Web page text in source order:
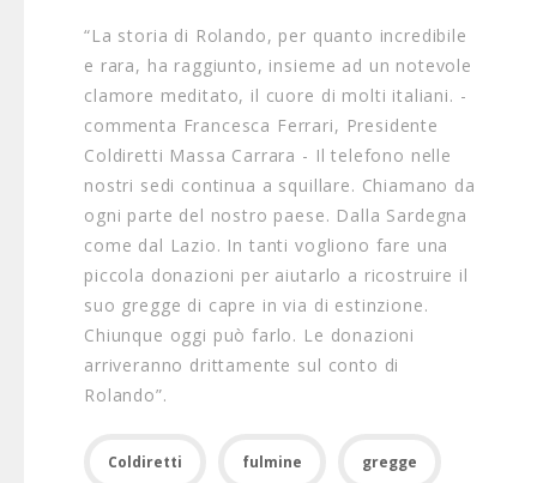
“La storia di Rolando, per quanto incredibile
e rara, ha raggiunto, insieme ad un notevole
clamore meditato, il cuore di molti italiani. -
commenta Francesca Ferrari, Presidente
Coldiretti Massa Carrara - Il telefono nelle
nostri sedi continua a squillare. Chiamano da
ogni parte del nostro paese. Dalla Sardegna
come dal Lazio. In tanti vogliono fare una
piccola donazioni per aiutarlo a ricostruire il
suo gregge di capre in via di estinzione.
Chiunque oggi può farlo. Le donazioni
arriveranno drittamente sul conto di
Rolando”.
Coldiretti fulmine gregge